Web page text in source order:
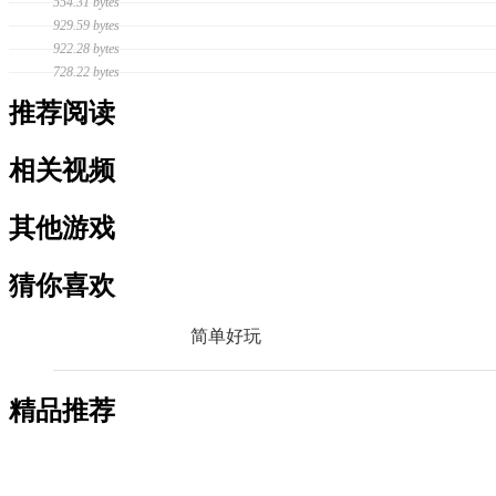
929.59 bytes
922.28 bytes
728.22 bytes
推荐阅读
相关视频
其他游戏
猜你喜欢
简单好玩
精品推荐